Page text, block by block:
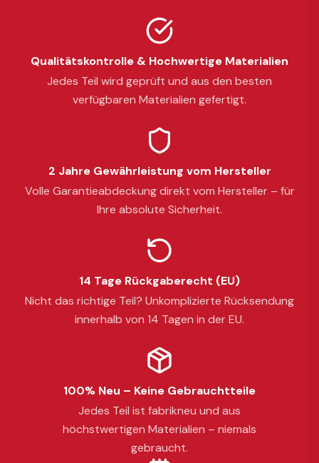
Qualitätskontrolle & Hochwertige Materialien
Jedes Teil wird geprüft und aus den besten
verfügbaren Materialien gefertigt.
2 Jahre Gewährleistung vom Hersteller
Volle Garantieabdeckung direkt vom Hersteller – für
Ihre absolute Sicherheit.
14 Tage Rückgaberecht (EU)
Nicht das richtige Teil? Unkomplizierte Rücksendung
innerhalb von 14 Tagen in der EU.
100% Neu – Keine Gebrauchtteile
Jedes Teil ist fabrikneu und aus
höchstwertigen Materialien – niemals
gebraucht.